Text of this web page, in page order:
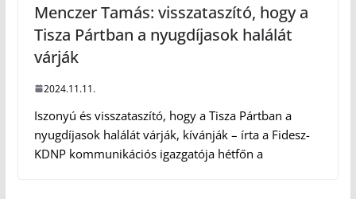
Menczer Tamás: visszataszító, hogy a
Tisza Pártban a nyugdíjasok halálát
várják
2024.11.11.
Iszonyú és visszataszító, hogy a Tisza Pártban a
nyugdíjasok halálát várják, kívánják – írta a Fidesz-
KDNP kommunikációs igazgatója hétfőn a